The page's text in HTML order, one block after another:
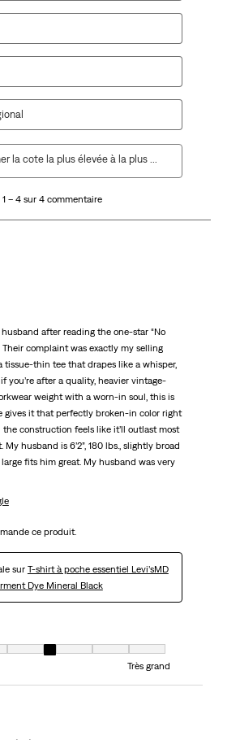
formulaire
soumission.
formulaire
soumission.
formulaire
soumission.
1 – 4 sur 4 commentaire
Afficher la cote la plus élevée à la plus faible
after reading the one-star “No
Their complaint was exactly my selling
tissue-thin tee that drapes like a whisper,
you’re after a quality, heavier vintage-
weight with a worn-in soul, this is
gives it that perfectly broken-in color right
construction feels like it’ll outlast most
husband is 6’2”, 180 lbs., slightly broad
fits him great. My husband was very
ce produit.
sur T-shirt à poche essentiel Levi’sMD
Dye Mineral Black
1 est égal à Très petit et 7 est égal à Très grand
Très grand